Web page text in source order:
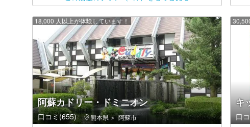
阿蘇カドリー・ドミニオン
口コミ(655) 熊本県 阿蘇市
18,000 人以上が体験しています！
キ
口